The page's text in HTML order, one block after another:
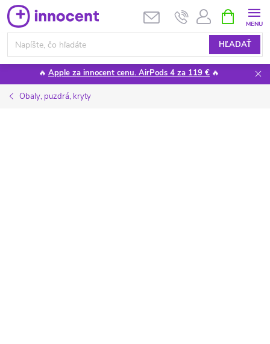
Prejsť
na
obsah
HĽADAŤ
KOŠÍK
🔥 Apple za innocent cenu. AirPods 4 za 119 € 🔥
Obaly, puzdrá, kryty